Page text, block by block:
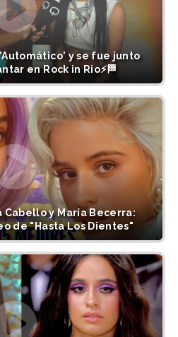
'Automático' y se fue junto
en Rock in Rio⚡🏁
Cabello y María Becerra:
de "Hasta Los Dientes"